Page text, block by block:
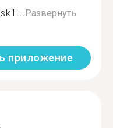
Развернуть
приложение